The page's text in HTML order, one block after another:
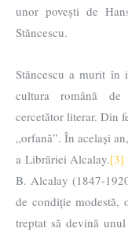
unor povești de
Stăncescu.
Stăncescu a murit
cultura română
cercetător literar. Din
„orfană”. În același
a Librăriei Alcalay.[3]
B. Alcalay (1847-
de condiție modestă,
treptat să devină